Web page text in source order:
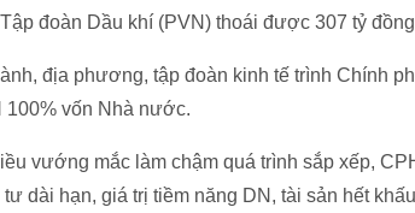
đoàn Dầu khí (PVN) thoái được 307 tỷ
địa phương, tập đoàn kinh tế trình Chính
100% vốn Nhà nước.
vướng mắc làm chậm quá trình sắp xếp,
dài hạn, giá trị tiềm năng DN, tài sản hết